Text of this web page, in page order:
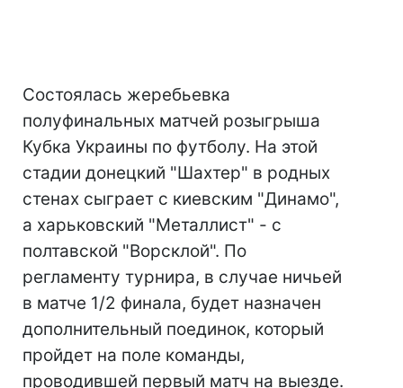
Состоялась жеребьевка
полуфинальных матчей розыгрыша
Кубка Украины по футболу. На этой
стадии донецкий "Шахтер" в родных
стенах сыграет с киевским "Динамо",
а харьковский "Металлист" - с
полтавской "Ворсклой". По
регламенту турнира, в случае ничьей
в матче 1/2 финала, будет назначен
дополнительный поединок, который
пройдет на поле команды,
проводившей первый матч на выезде.